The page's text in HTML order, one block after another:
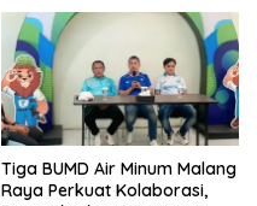
Tiga BUMD Air Minum Malang
Raya Perkuat Kolaborasi,